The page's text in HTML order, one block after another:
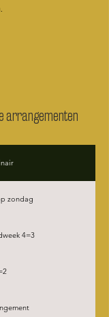
arrangementen
zondag
4=3